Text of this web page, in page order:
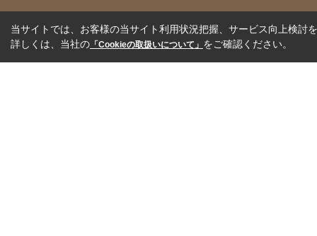
当サイトでは、お客様の当サイト利用状況把握、サービス向上検討
詳しくは、当社の 「Cookieの取扱いについて」 をご確認ください。